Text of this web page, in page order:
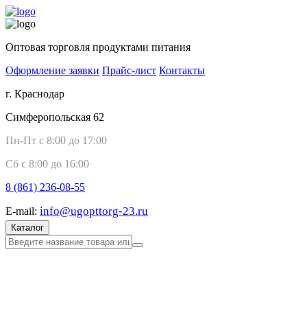
Оптовая торговля продуктами питания
Оформление заявки Прайс-лист Контакты
г. Краснодар
Симферопольская 62
Пн-Пт с 8:00 до 17:00
Сб с 8:00 до 16:00
8 (861) 236-08-55
E-mail: info@ugopttorg-23.ru
Каталог